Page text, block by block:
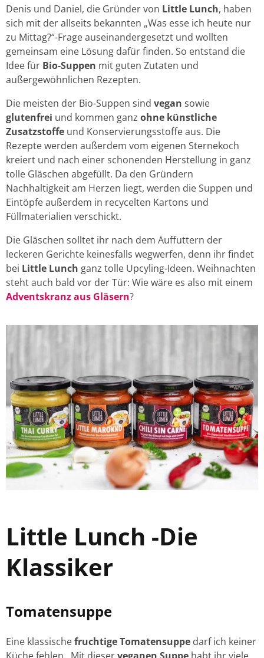
Denis und Daniel, die Gründer von Little Lunch, haben
sich mit der allseits bekannten „Was esse ich heute nur
zu Mittag?“-Frage auseinandergesetzt und wollten
gemeinsam eine Lösung dafür finden. So entstand die
Idee für Bio-Suppen mit guten Zutaten und
außergewöhnlichen Rezepten.
Die meisten der Bio-Suppen sind vegan sowie
glutenfrei und kommen ganz ohne künstliche
Zusatzstoffe und Konservierungsstoffe aus. Die
Rezepte werden außerdem vom eigenen Sternekoch
kreiert und nach einer schonenden Herstellung in ganz
tolle Gläschen abgefüllt. Da den Gründern
Nachhaltigkeit am Herzen liegt, werden die Suppen und
Eintöpfe außerdem in recycelten Kartons und
Füllmaterialien verschickt.
Die Gläschen solltet ihr nach dem Auffuttern der
leckeren Gerichte keinesfalls wegwerfen, denn ihr findet
bei Little Lunch ganz tolle Upcyling-Ideen. Weihnachten
steht auch bald vor der Tür: Wie wäre es also mit einem
Adventskranz aus Gläsern?
Little Lunch -Die
Klassiker
Tomatensuppe
Eine klassischefruchtige Tomatensuppe darf ich keiner